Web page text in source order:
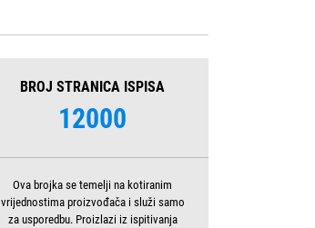
BROJ STRANICA ISPISA
12000
Ova brojka se temelji na kotiranim
vrijednostima proizvođača i služi samo
za usporedbu. Proizlazi iz ispitivanja